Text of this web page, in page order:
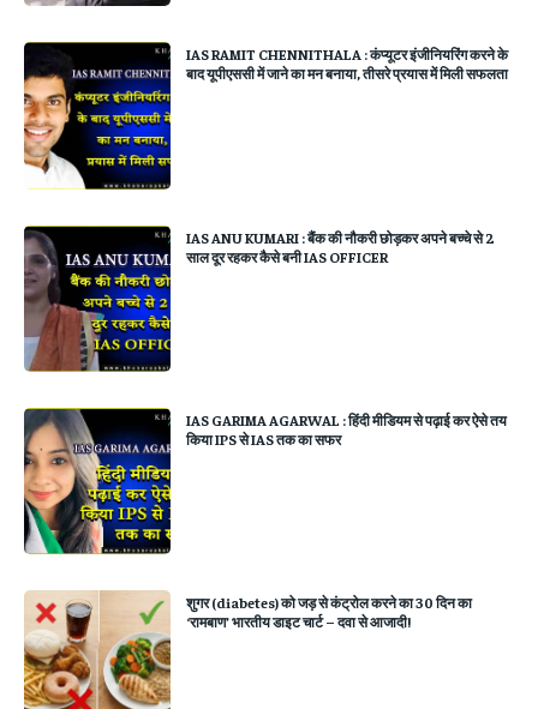
IAS RAMIT CHENNITHALA : कंप्यूटर इंजीनियरिंग करने के
बाद यूपीएससी में जाने का मन बनाया, तीसरे प्रयास में मिली सफलता
IAS ANU KUMARI : बैंक की नौकरी छोड़कर अपने बच्चे से 2
साल दूर रहकर कैसे बनी IAS OFFICER
IAS GARIMA AGARWAL : हिंदी मीडियम से पढ़ाई कर ऐसे तय
किया IPS से IAS तक का सफर
शुगर (diabetes) को जड़ से कंट्रोल करने का 30 दिन का
‘रामबाण’ भारतीय डाइट चार्ट – दवा से आजादी!